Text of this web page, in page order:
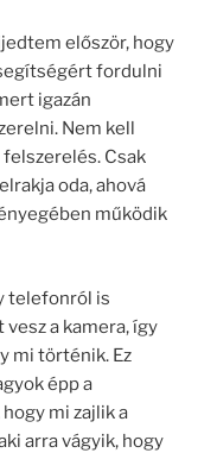
először, hogy
fordulni
igazán
Nem kell
Csak
oda, ahová
működik
telefonról is
a kamera, így
mi történik. Ez
épp a
mi zajlik a
arra vágyik, hogy